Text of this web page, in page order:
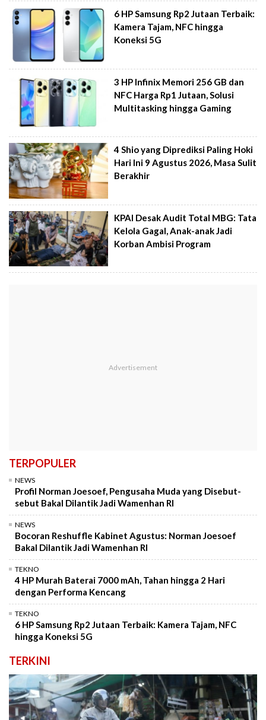
6 HP Samsung Rp2 Jutaan Terbaik:
Kamera Tajam, NFC hingga
Koneksi 5G
3 HP Infinix Memori 256 GB dan
NFC Harga Rp1 Jutaan, Solusi
Multitasking hingga Gaming
4 Shio yang Diprediksi Paling Hoki
Hari Ini 9 Agustus 2026, Masa Sulit
Berakhir
KPAI Desak Audit Total MBG: Tata
Kelola Gagal, Anak-anak Jadi
Korban Ambisi Program
TERPOPULER
NEWS
Profil Norman Joesoef, Pengusaha Muda yang Disebut-
sebut Bakal Dilantik Jadi Wamenhan RI
NEWS
Bocoran Reshuffle Kabinet Agustus: Norman Joesoef
Bakal Dilantik Jadi Wamenhan RI
TEKNO
4 HP Murah Baterai 7000 mAh, Tahan hingga 2 Hari
dengan Performa Kencang
TEKNO
6 HP Samsung Rp2 Jutaan Terbaik: Kamera Tajam, NFC
hingga Koneksi 5G
TERKINI